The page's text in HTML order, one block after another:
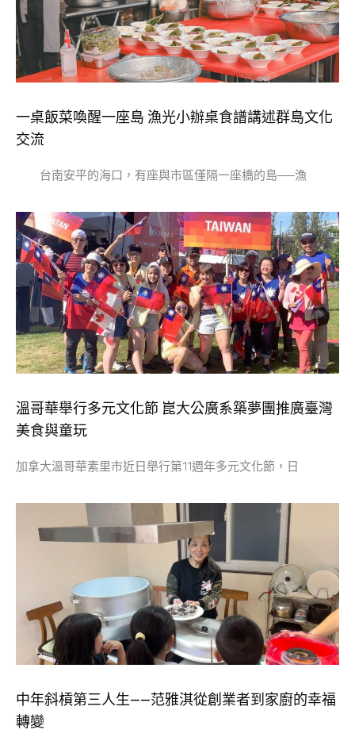
一桌飯菜喚醒一座島 漁光小辦桌食譜講述群島文化
交流
台南安平的海口，有座與市區僅隔一座橋的島──漁
溫哥華舉行多元文化節 崑大公廣系築夢團推廣臺灣
美食與童玩
加拿大溫哥華素里市近日舉行第11週年多元文化節，日
中年斜槓第三人生——范雅淇從創業者到家廚的幸福
轉變